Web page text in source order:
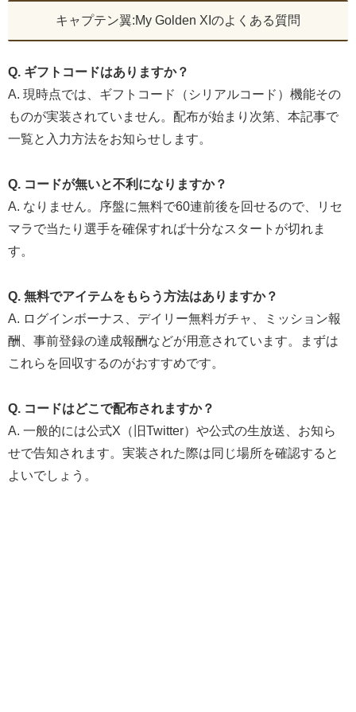
キャプテン翼:My Golden XIのよくある質問
Q. ギフトコードはありますか？
A. 現時点では、ギフトコード（シリアルコード）機能その
ものが実装されていません。配布が始まり次第、本記事で
一覧と入力方法をお知らせします。
Q. コードが無いと不利になりますか？
A. なりません。序盤に無料で60連前後を回せるので、リセ
マラで当たり選手を確保すれば十分なスタートが切れま
す。
Q. 無料でアイテムをもらう方法はありますか？
A. ログインボーナス、デイリー無料ガチャ、ミッション報
酬、事前登録の達成報酬などが用意されています。まずは
これらを回収するのがおすすめです。
Q. コードはどこで配布されますか？
A. 一般的には公式X（旧Twitter）や公式の生放送、お知ら
せで告知されます。実装された際は同じ場所を確認すると
よいでしょう。